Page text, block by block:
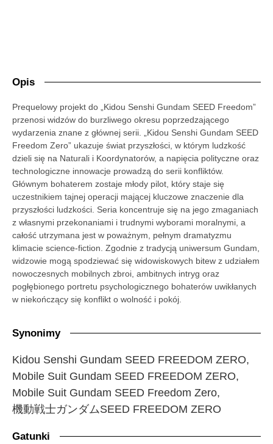
Opis
Prequelowy projekt do „Kidou Senshi Gundam SEED Freedom”
przenosi widzów do burzliwego okresu poprzedzającego
wydarzenia znane z głównej serii. „Kidou Senshi Gundam SEED
Freedom Zero” ukazuje świat przyszłości, w którym ludzkość
dzieli się na Naturali i Koordynatorów, a napięcia polityczne oraz
technologiczne innowacje prowadzą do serii konfliktów.
Głównym bohaterem zostaje młody pilot, który staje się
uczestnikiem tajnej operacji mającej kluczowe znaczenie dla
przyszłości ludzkości. Seria koncentruje się na jego zmaganiach
z własnymi przekonaniami i trudnymi wyborami moralnymi, a
całość utrzymana jest w poważnym, pełnym dramatyzmu
klimacie science-fiction. Zgodnie z tradycją uniwersum Gundam,
widzowie mogą spodziewać się widowiskowych bitew z udziałem
nowoczesnych mobilnych zbroi, ambitnych intryg oraz
pogłębionego portretu psychologicznego bohaterów uwikłanych
w niekończący się konflikt o wolność i pokój.
Synonimy
Kidou Senshi Gundam SEED FREEDOM ZERO,
Mobile Suit Gundam SEED FREEDOM ZERO,
Mobile Suit Gundam SEED Freedom Zero,
機動戦士ガンダムSEED FREEDOM ZERO
Gatunki